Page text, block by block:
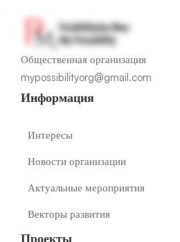
Общественная организация
mypossibilityorg@gmail.com
Информация
Интересы
Новости организации
Актуальные мероприятия
Векторы развития
Проекты